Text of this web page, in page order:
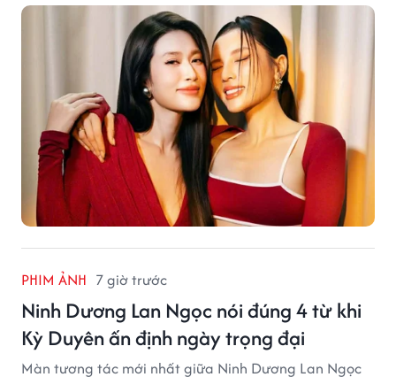
PHIM ẢNH 7 giờ trước
Ninh Dương Lan Ngọc nói đúng 4 từ khi
Kỳ Duyên ấn định ngày trọng đại
Màn tương tác mới nhất giữa Ninh Dương Lan Ngọc